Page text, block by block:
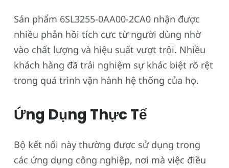
Sản phẩm 6SL3255-0AA00-2CA0 nhận được
nhiều phản hồi tích cực từ người dùng nhờ
vào chất lượng và hiệu suất vượt trội. Nhiều
khách hàng đã trải nghiệm sự khác biệt rõ rệt
trong quá trình vận hành hệ thống của họ.
Ứng Dụng Thực Tế
Bộ kết nối này thường được sử dụng trong
các ứng dụng công nghiệp, nơi mà việc điều